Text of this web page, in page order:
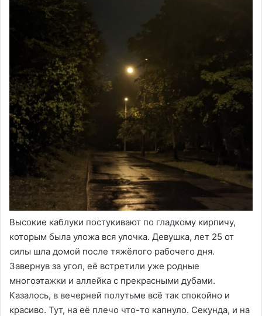
Высокие каблуки постукивают по гладкому кирпичу,
которым была уложа вся улочка. Девушка, лет 25 от
силы шла домой после тяжёлого рабочего дня.
Завернув за угол, её встретили уже родные
многоэтажки и аллейка с прекрасными дубами.
Казалось, в вечерней полутьме всё так спокойно и
красиво. Тут, на её плечо что-то капнуло. Секунда, и на